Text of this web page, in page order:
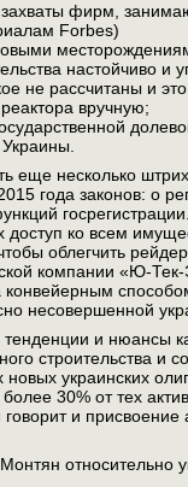
захваты фирм,
Forbes)
настойчиво
не рассчитаны и
вручную;
еще несколько
года законов: о
ко всем
облегчить
компании «Ю-
конвейерным
и нюансы
строительства и
украинских
30% от тех
и